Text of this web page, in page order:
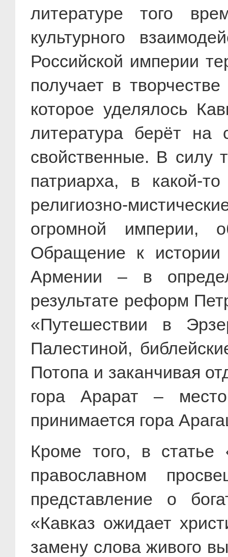
литературе того
культурного
Российской империи
получает в
которое уделялось
литература берёт на
свойственные. В силу
патриарха, в какой-
религиозно-
огромной империи,
Обращение к истории
Армении – в
результате реформ
«Путешествии в
Палестиной,
Потопа и заканчивая
гора Арарат –
принимается гора
Кроме того, в статье
православном
представление о
«Кавказ ожидает
замену слова живого